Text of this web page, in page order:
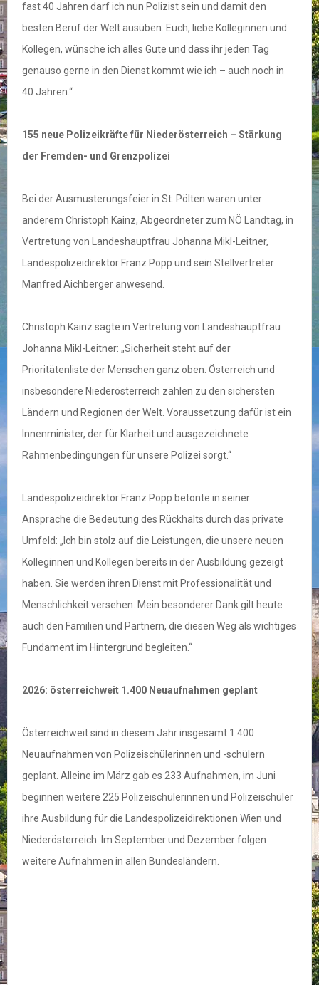
fast 40 Jahren darf ich nun Polizist sein und damit den
besten Beruf der Welt ausüben. Euch, liebe Kolleginnen und
Kollegen, wünsche ich alles Gute und dass ihr jeden Tag
genauso gerne in den Dienst kommt wie ich – auch noch in
40 Jahren.“
155 neue Polizeikräfte für Niederösterreich – Stärkung
der Fremden- und Grenzpolizei
Bei der Ausmusterungsfeier in St. Pölten waren unter
anderem Christoph Kainz, Abgeordneter zum NÖ Landtag, in
Vertretung von Landeshauptfrau Johanna Mikl-Leitner,
Landespolizeidirektor Franz Popp und sein Stellvertreter
Manfred Aichberger anwesend.
Christoph Kainz sagte in Vertretung von Landeshauptfrau
Johanna Mikl-Leitner: „Sicherheit steht auf der
Prioritätenliste der Menschen ganz oben. Österreich und
insbesondere Niederösterreich zählen zu den sichersten
Ländern und Regionen der Welt. Voraussetzung dafür ist ein
Innenminister, der für Klarheit und ausgezeichnete
Rahmenbedingungen für unsere Polizei sorgt.“
Landespolizeidirektor Franz Popp betonte in seiner
Ansprache die Bedeutung des Rückhalts durch das private
Umfeld: „Ich bin stolz auf die Leistungen, die unsere neuen
Kolleginnen und Kollegen bereits in der Ausbildung gezeigt
haben. Sie werden ihren Dienst mit Professionalität und
Menschlichkeit versehen. Mein besonderer Dank gilt heute
auch den Familien und Partnern, die diesen Weg als wichtiges
Fundament im Hintergrund begleiten.“
2026: österreichweit 1.400 Neuaufnahmen geplant
Österreichweit sind in diesem Jahr insgesamt 1.400
Neuaufnahmen von Polizeischülerinnen und -schülern
geplant. Alleine im März gab es 233 Aufnahmen, im Juni
beginnen weitere 225 Polizeischülerinnen und Polizeischüler
ihre Ausbildung für die Landespolizeidirektionen Wien und
Niederösterreich. Im September und Dezember folgen
weitere Aufnahmen in allen Bundesländern.